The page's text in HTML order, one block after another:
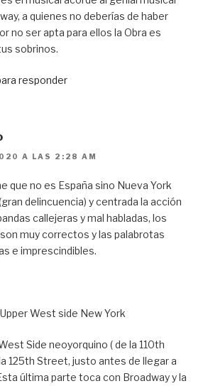
a quienes no deberías de haber
no ser apta para ellos la Obra es
sobrinos.
responder
A LAS 2:28 AM
que no es España sino Nueva York
delincuencia) y centrada la acción
callejeras y mal habladas, los
muy correctos y las palabrotas
e imprescindibles.
West side New York
Side neoyorquino ( de la 110th
125th Street, justo antes de llegar a
última parte toca con Broadway y la